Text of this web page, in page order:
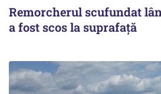
Remorcherul scufundat
a fost scos la suprafaţă